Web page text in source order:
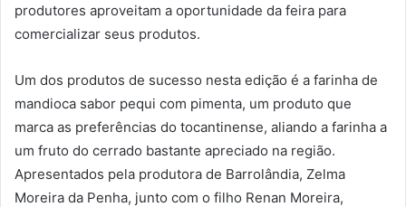
produtores aproveitam a oportunidade da feira para
comercializar seus produtos.
Um dos produtos de sucesso nesta edição é a farinha de
mandioca sabor pequi com pimenta, um produto que
marca as preferências do tocantinense, aliando a farinha a
um fruto do cerrado bastante apreciado na região.
Apresentados pela produtora de Barrolândia, Zelma
Moreira da Penha, junto com o filho Renan Moreira,